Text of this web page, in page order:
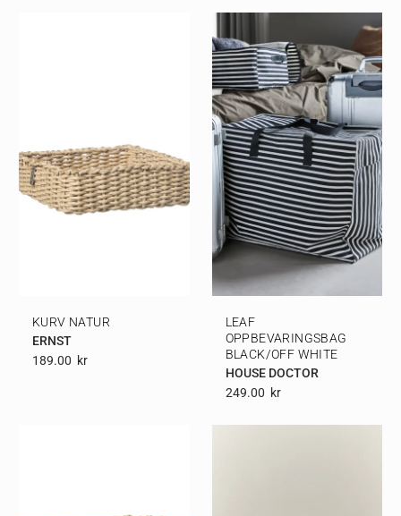
KURV NATUR
ERNST
189.00 Kr
LEAF
OPPBEVARINGSBAG
BLACK/OFF WHITE
HOUSE DOCTOR
249.00 Kr